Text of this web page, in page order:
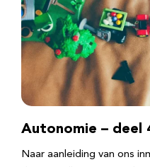
Autonomie – deel
Naar aanleiding van ons